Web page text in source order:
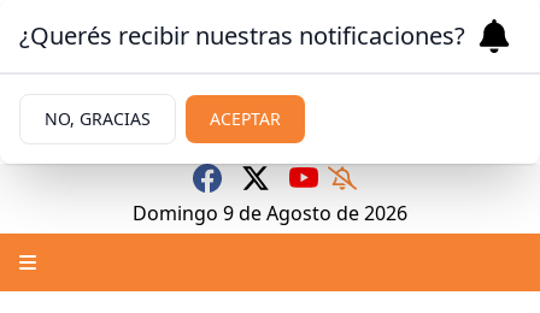
Domingo 9deAgosto de 2026
¿Querés recibir nuestras notificaciones?
NO, GRACIAS ACEPTAR